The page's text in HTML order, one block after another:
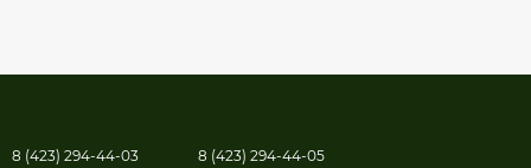
8 (423) 294-44-03 8 (423) 294-44-05